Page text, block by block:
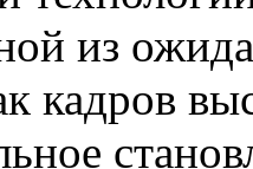
из
кадров